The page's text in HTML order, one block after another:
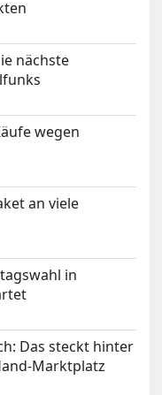
nächste
wegen
an viele
in
Das steckt hinter
Marktplatz